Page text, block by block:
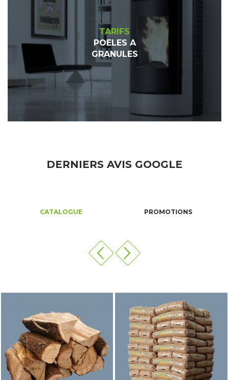
TARIFS
POELES A
GRANULES
DERNIERS AVIS GOOGLE
CATALOGUE PROMOTIONS